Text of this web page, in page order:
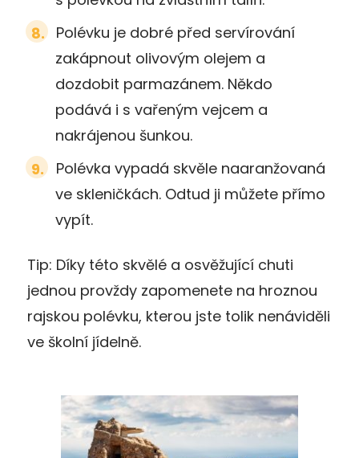
Polévku je dobré před servírování
zakápnout olivovým olejem a
dozdobit parmazánem. Někdo
podává i s vařeným vejcem a
nakrájenou šunkou.
Polévka vypadá skvěle naaranžovaná
ve skleničkách. Odtud ji můžete přímo
vypít.
Tip: Díky této skvělé a osvěžující chuti
jednou provždy zapomenete na hroznou
rajskou polévku, kterou jste tolik nenáviděli
ve školní jídelně.